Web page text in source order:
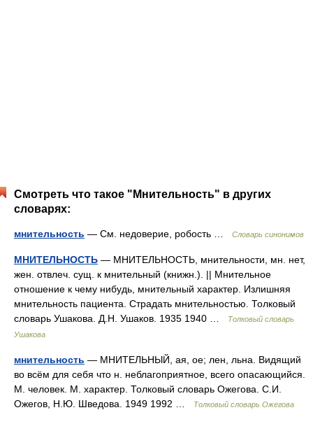
Смотреть что такое "Мнительность" в других
словарях:
мнительность — См. недоверие, робость … Словарь синонимов
МНИТЕЛЬНОСТЬ — МНИТЕЛЬНОСТЬ, мнительности, мн. нет,
жен. отвлеч. сущ. к мнительный (книжн.). || Мнительное
отношение к чему нибудь, мнительный характер. Излишняя
мнительность пациента. Страдать мнительностью. Толковый
словарь Ушакова. Д.Н. Ушаков. 1935 1940 …
Толковый словарь
Ушакова
мнительность — МНИТЕЛЬНЫЙ, ая, ое; лен, льна. Видящий
во всём для себя что н. неблагоприятное, всего опасающийся.
М. человек. М. характер. Толковый словарь Ожегова. С.И.
Ожегов, Н.Ю. Шведова. 1949 1992 …
Толковый словарь Ожегова